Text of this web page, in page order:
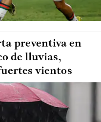
preventiva en
de lluvias,
vientos